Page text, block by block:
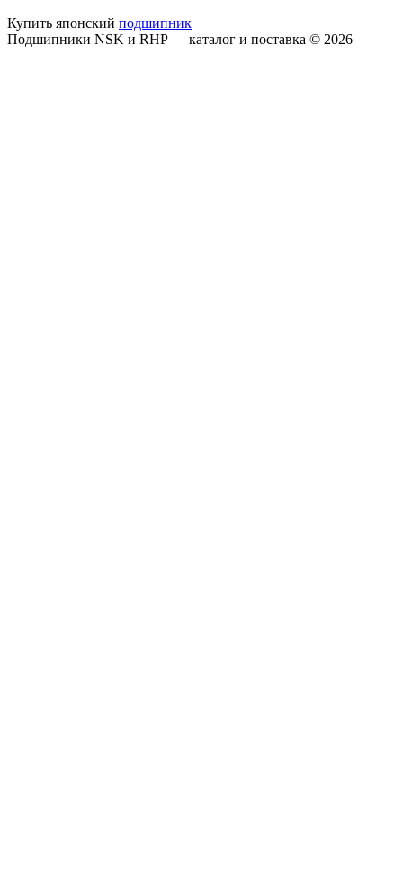
Купить японский подшипник
Подшипники NSK и RHP — каталог и поставка © 2026